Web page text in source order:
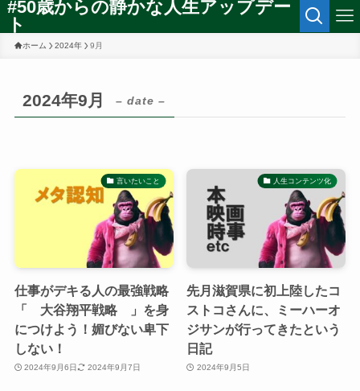
#50歳からの静かな人生アップデー
ト
ホーム 2024年 9月
2024年9月 – date –
言いたいこと
仕事がデキる人の最強戦略
「 大谷翔平戦略 」を身
につけよう！媚びない卑下
しない！
2024年9月6日 2024年9月7日
人生コンテンツ化
先月滋賀県に初上陸したコ
ストコさんに、ミーハーオ
ジサンが行ってきたという
日記
2024年9月5日